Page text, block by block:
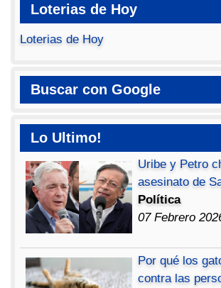
Loterias de Hoy
Loterias de Hoy
Buscar con Google
Lo Ultimo!
Uribe y Petro
asesinato de
Política
07 Febrero
Por qué los
contra las